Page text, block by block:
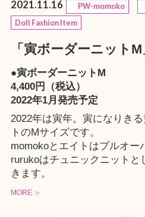
2021.11.16 PW-momoko
Doll Fashion Item
「寅ボーダーニット
●寅ボーダーニットM
4,400円（税込）
2022年1月発売予定
2022年は寅年。寅になりき
トのMサイズです。
momokoとエイトはプルオー
rurukoはチュニックニットと
きます。
MORE ＞